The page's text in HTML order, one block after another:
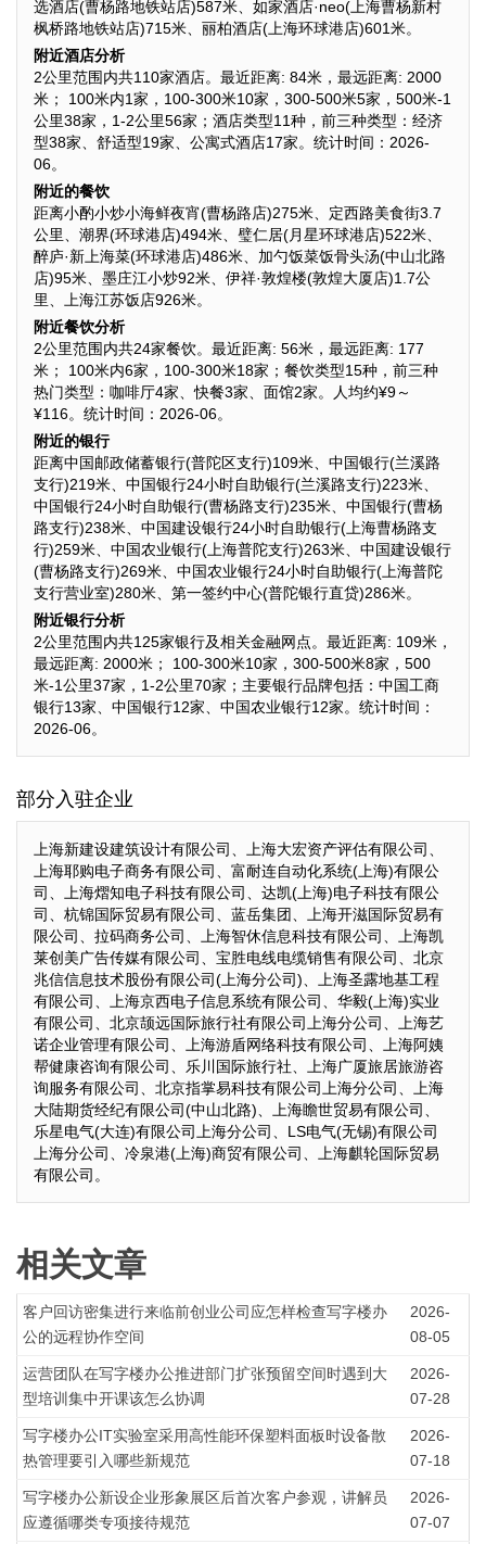
选酒店(曹杨路地铁站店)587米、如家酒店·neo(上海曹杨新村
枫桥路地铁站店)715米、丽柏酒店(上海环球港店)601米。
附近酒店分析
2公里范围内共110家酒店。最近距离: 84米，最远距离: 2000
米； 100米内1家，100-300米10家，300-500米5家，500米-1
公里38家，1-2公里56家；酒店类型11种，前三种类型：经济
型38家、舒适型19家、公寓式酒店17家。统计时间：2026-
06。
附近的餐饮
距离小酌小炒小海鲜夜宵(曹杨路店)275米、定西路美食街3.7
公里、潮界(环球港店)494米、璧仁居(月星环球港店)522米、
醉庐·新上海菜(环球港店)486米、加勺饭菜饭骨头汤(中山北路
店)95米、墨庄江小炒92米、伊祥·敦煌楼(敦煌大厦店)1.7公
里、上海江苏饭店926米。
附近餐饮分析
2公里范围内共24家餐饮。最近距离: 56米，最远距离: 177
米； 100米内6家，100-300米18家；餐饮类型15种，前三种
热门类型：咖啡厅4家、快餐3家、面馆2家。人均约¥9～
¥116。统计时间：2026-06。
附近的银行
距离中国邮政储蓄银行(普陀区支行)109米、中国银行(兰溪路
支行)219米、中国银行24小时自助银行(兰溪路支行)223米、
中国银行24小时自助银行(曹杨路支行)235米、中国银行(曹杨
路支行)238米、中国建设银行24小时自助银行(上海曹杨路支
行)259米、中国农业银行(上海普陀支行)263米、中国建设银行
(曹杨路支行)269米、中国农业银行24小时自助银行(上海普陀
支行营业室)280米、第一签约中心(普陀银行直贷)286米。
附近银行分析
2公里范围内共125家银行及相关金融网点。最近距离: 109米，
最远距离: 2000米； 100-300米10家，300-500米8家，500
米-1公里37家，1-2公里70家；主要银行品牌包括：中国工商
银行13家、中国银行12家、中国农业银行12家。统计时间：
2026-06。
部分入驻企业
上海新建设建筑设计有限公司、上海大宏资产评估有限公司、
上海耶购电子商务有限公司、富耐连自动化系统(上海)有限公
司、上海熠知电子科技有限公司、达凯(上海)电子科技有限公
司、杭锦国际贸易有限公司、蓝岳集团、上海开滋国际贸易有
限公司、拉码商务公司、上海智休信息科技有限公司、上海凯
莱创美广告传媒有限公司、宝胜电线电缆销售有限公司、北京
兆信信息技术股份有限公司(上海分公司)、上海圣露地基工程
有限公司、上海京西电子信息系统有限公司、华毅(上海)实业
有限公司、北京颉远国际旅行社有限公司上海分公司、上海艺
诺企业管理有限公司、上海游盾网络科技有限公司、上海阿姨
帮健康咨询有限公司、乐川国际旅行社、上海广厦旅居旅游咨
询服务有限公司、北京指掌易科技有限公司上海分公司、上海
大陆期货经纪有限公司(中山北路)、上海瞻世贸易有限公司、
乐星电气(大连)有限公司上海分公司、LS电气(无锡)有限公司
上海分公司、冷泉港(上海)商贸有限公司、上海麒轮国际贸易
有限公司。
相关文章
客户回访密集进行来临前创业公司应怎样检查写字楼办
公的远程协作空间
2026-
08-05
运营团队在写字楼办公推进部门扩张预留空间时遇到大
型培训集中开课该怎么协调
2026-
07-28
写字楼办公IT实验室采用高性能环保塑料面板时设备散
热管理要引入哪些新规范
2026-
07-18
写字楼办公新设企业形象展区后首次客户参观，讲解员
应遵循哪类专项接待规范
2026-
07-07